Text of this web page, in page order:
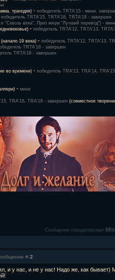
трагедия) - победитель TRTA'15 - мини,
победитель TRTA'15, TRTA'16, TRTA'18 - завершен
"Сквозь века", Приз жюри "Лучший перевод") -
- победитель TRTA'12, TRTA'13,
(начало 19 века) - победитель TRTA'12, TRTA'13,
TRTA'18 - завершен
TRTA'18 - завершен
во времени) - победитель TRA'13, TRA'14,
- мини
TRA'16, TRA'18 - завершен (совместное
Сообщение отредактировал
# 2
и у нас, и не у нас! Надо же, как бывает)